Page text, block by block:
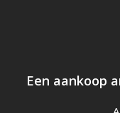
Een aankoop